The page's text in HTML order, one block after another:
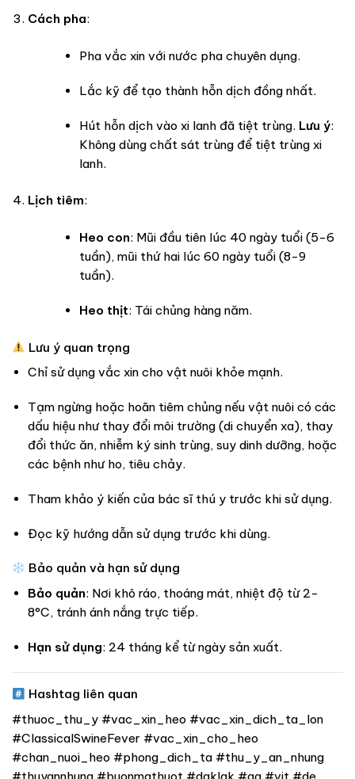
Cách pha:
Pha vắc xin với nước pha chuyên dụng.
Lắc kỹ để tạo thành hỗn dịch đồng nhất.
Hút hỗn dịch vào xi lanh đã tiệt trùng. Lưu ý:
Không dùng chất sát trùng để tiệt trùng xi
lanh.
Lịch tiêm:
Heo con: Mũi đầu tiên lúc 40 ngày tuổi (5-6
tuần), mũi thứ hai lúc 60 ngày tuổi (8-9
tuần).
Heo thịt: Tái chủng hàng năm.
Lưu ý quan trọng
Chỉ sử dụng vắc xin cho vật nuôi khỏe mạnh.
Tạm ngừng hoặc hoãn tiêm chủng nếu vật nuôi có các
dấu hiệu như thay đổi môi trường (di chuyển xa), thay
đổi thức ăn, nhiễm ký sinh trùng, suy dinh dưỡng, hoặc
các bệnh như ho, tiêu chảy.
Tham khảo ý kiến của bác sĩ thú y trước khi sử dụng.
Đọc kỹ hướng dẫn sử dụng trước khi dùng.
Bảo quản và hạn sử dụng
Bảo quản: Nơi khô ráo, thoáng mát, nhiệt độ từ 2-
8°C, tránh ánh nắng trực tiếp.
Hạn sử dụng: 24 tháng kể từ ngày sản xuất.
Hashtag liên quan
#thuoc_thu_y #vac_xin_heo #vac_xin_dich_ta_lon
#ClassicalSwineFever #vac_xin_cho_heo
#chan_nuoi_heo #phong_dich_ta #thu_y_an_nhung